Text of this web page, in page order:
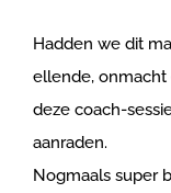
Hadden we dit
ellende, onmacht
deze coach-
aanraden.
Nogmaals super